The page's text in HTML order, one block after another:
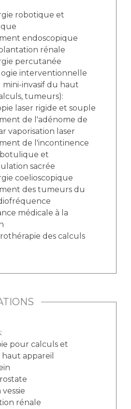
endoscopique
rénale
percutanée
interventionnelle
tumeurs):
laser rigide et souple
vaporisation laser
et
sacrée
coelioscopique
des calculs
pour calculs et
appareil
rénale